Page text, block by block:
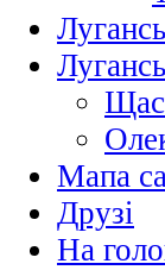
Мапа
Друзі
На